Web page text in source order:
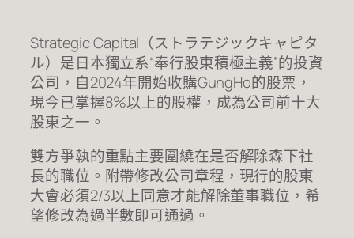
Strategic Capital（ストラテジックキャピタ
ル）是日本獨立系“奉行股東積極主義”的投資
公司，自2024年開始收購GungHo的股票，
現今已掌握8%以上的股權，成為公司前十大
股東之一。
雙方爭執的重點主要圍繞在是否解除森下社
長的職位。附帶修改公司章程，現行的股東
大會必須2/3以上同意才能解除董事職位，希
望修改為過半數即可通過。